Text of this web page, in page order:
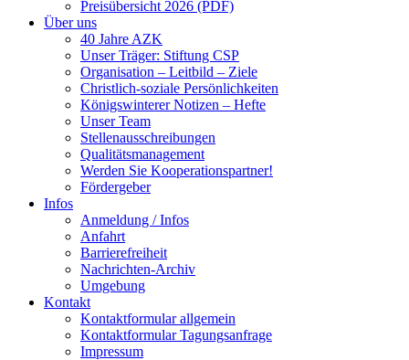
Preisübersicht 2026 (PDF)
Über uns
40 Jahre AZK
Unser Träger: Stiftung CSP
Organisation – Leitbild – Ziele
Christlich-soziale Persönlichkeiten
Königswinterer Notizen – Hefte
Unser Team
Stellenausschreibungen
Qualitätsmanagement
Werden Sie Kooperationspartner!
Fördergeber
Infos
Anmeldung / Infos
Anfahrt
Barrierefreiheit
Nachrichten-Archiv
Umgebung
Kontakt
Kontaktformular allgemein
Kontaktformular Tagungsanfrage
Impressum